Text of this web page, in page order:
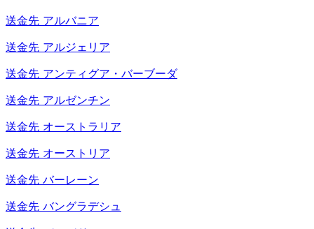
送金先 アルバニア
送金先 アルジェリア
送金先 アンティグア・バーブーダ
送金先 アルゼンチン
送金先 オーストラリア
送金先 オーストリア
送金先 バーレーン
送金先 バングラデシュ